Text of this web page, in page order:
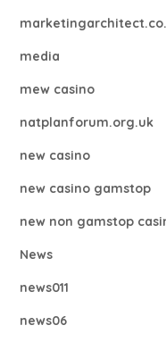
media
mew casino
natplanforum.org.uk
new casino
new casino gamstop
new non gamstop
News
news011
news06